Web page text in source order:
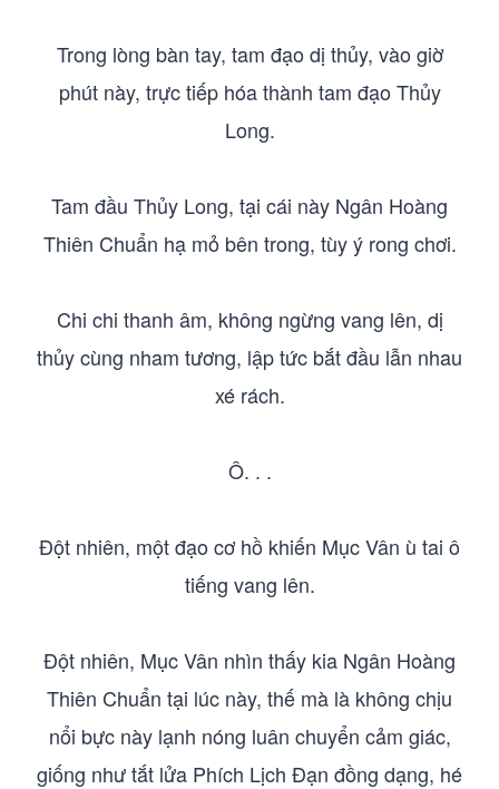
Trong lòng bàn tay, tam đạo dị thủy, vào giờ
phút này, trực tiếp hóa thành tam đạo Thủy
Long.
Tam đầu Thủy Long, tại cái này Ngân Hoàng
Thiên Chuẩn hạ mỏ bên trong, tùy ý rong chơi.
Chi chi thanh âm, không ngừng vang lên, dị
thủy cùng nham tương, lập tức bắt đầu lẫn nhau
xé rách.
Ô. . .
Đột nhiên, một đạo cơ hồ khiến Mục Vân ù tai ô
tiếng vang lên.
Đột nhiên, Mục Vân nhìn thấy kia Ngân Hoàng
Thiên Chuẩn tại lúc này, thế mà là không chịu
nổi bực này lạnh nóng luân chuyển cảm giác,
giống như tắt lửa Phích Lịch Đạn đồng dạng, hé